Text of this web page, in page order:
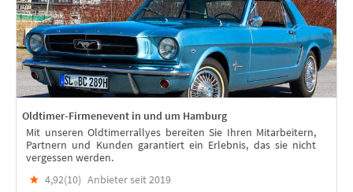
Oldtimer-Firmenevent in und um Hamburg
Mit unseren Oldtimerrallyes bereiten Sie Ihren Mitarbeitern,
Partnern und Kunden garantiert ein Erlebnis, das sie nicht
vergessen werden.
★ 4,92(10) Anbieter seit 2019